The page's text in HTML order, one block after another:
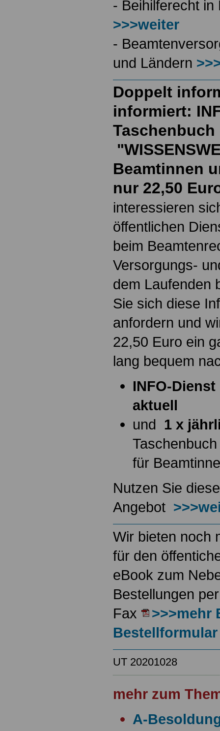
- Beihilferecht
>>>weiter
-
und Ländern
Doppelt
informiert:
Taschenbuch
Beamtinnen
nur 22,50
interessieren
öffentlichen
beim
Versorgungs-
dem Laufenden
Sie sich diese
anfordern und
22,50 Euro ein
lang bequem
INFO-
aktuell
und 1 x
Taschenbuch
für
Nutzen Sie
Angebot
Wir bieten noch
für den
eBook zum
Bestellungen
Fax
>>>mehr
Bestellformular
UT 20201028
mehr zum
A-